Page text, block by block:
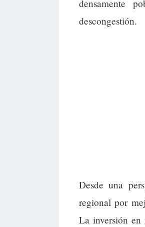
densamente
descongestión.
Desde una
regional por
La inversión en